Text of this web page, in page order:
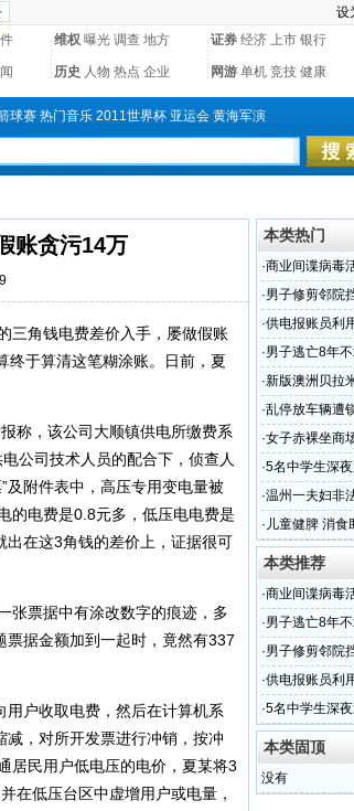
设
维权 曝光 调查 地方 证券 经济 上市 银行
历史 人物 热点 企业 网游 单机 竞技 健康
球赛 热门音乐 2011世界杯 亚运会 黄海军演
账贪污14万
角钱电费差价入手，屡做假账
终于算清这笔糊涂账。日前，夏
称，该公司大顺镇供电所缴费系
公司技术人员的配合下，侦查人
及附件表中，高压专用变电量被
的电费是0.8元多，低压电电费是
在这3角钱的差价上，证据很可
票据中有涂改数字的痕迹，多
据金额加到一起时，竟然有337
户收取电费，然后在计算机系
，对所开发票进行冲销，按冲
居民用户低电压的电价，夏某将3
在低压台区中虚增用户或电量，
本类热门
·商业间谍病毒
·男子修剪邻院
·供电报账员利
·男子逃亡8年
·新版澳洲贝拉
粉！
·乱停放车辆遭
·女子赤裸坐商
(图)
·5名中学生深
查
·温州一夫妇非
属实
· 儿童健脾 消
工厂华源晨泰
本类推荐
·商业间谍病毒
·男子逃亡8年
·男子修剪邻院
·供电报账员利
·5名中学生深
查
本类固顶
没有